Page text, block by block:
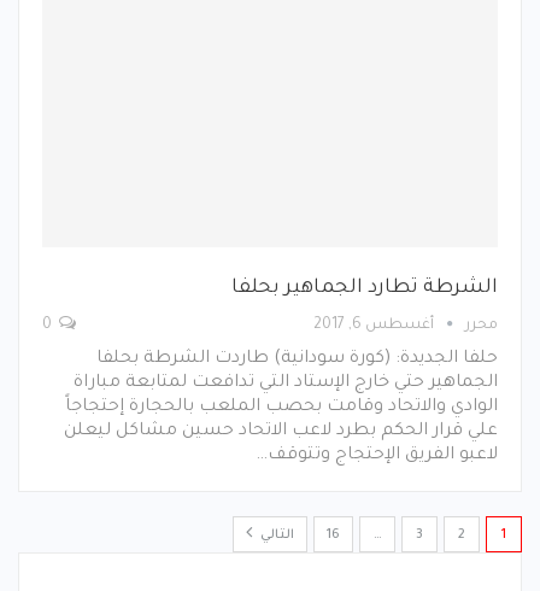
الشرطة تطارد الجماهير بحلفا
محرر أغسطس 6, 2017
حلفا الجديدة: (كورة سودانية) طاردت الشرطة بحلفا
الجماهير حتي خارج الإستاد التي تدافعت لمتابعة مباراة
الوادي والاتحاد وقامت بحصب الملعب بالحجارة إحتجاجاً
علي قرار الحكم بطرد لاعب الاتحاد حسين مشاكل ليعلن
لاعبو الفريق الإحتجاج وتتوقف…
1
2
3
…
16 التالي